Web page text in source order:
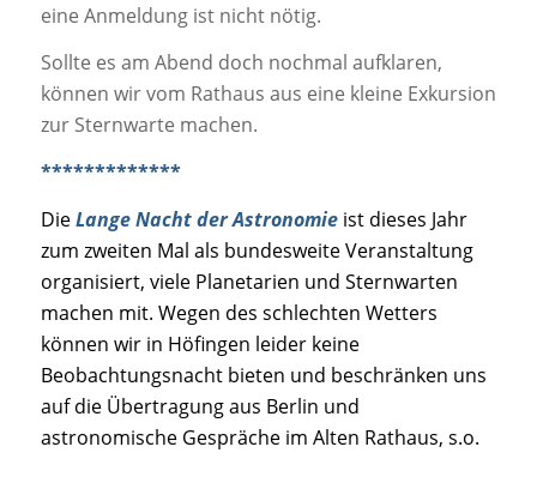
eine Anmeldung ist nicht nötig.
Sollte es am Abend doch nochmal aufklaren,
können wir vom Rathaus aus eine kleine Exkursion
zur Sternwarte machen.
*************
DieLange Nacht der Astronomieist dieses Jahr
zum zweiten Mal als bundesweite Veranstaltung
organisiert, viele Planetarien und Sternwarten
machen mit. Wegen des schlechten Wetters
können wir in Höfingen leider keine
Beobachtungsnacht bieten und beschränken uns
auf die Übertragung aus Berlin und
astronomische Gespräche im Alten Rathaus, s.o.